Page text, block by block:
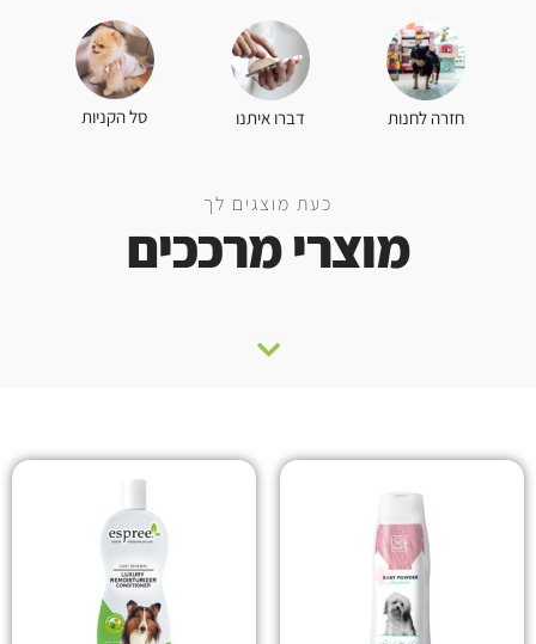
חזרה לחנות דברו איתנו סל הקניות
כעת מוצגים לך
מוצרי מרככים